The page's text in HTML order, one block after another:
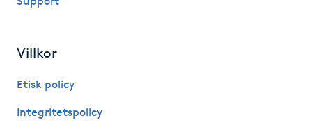
Huduppstramning
Hudvård
Villkor
Etisk policy
Integritetspolicy